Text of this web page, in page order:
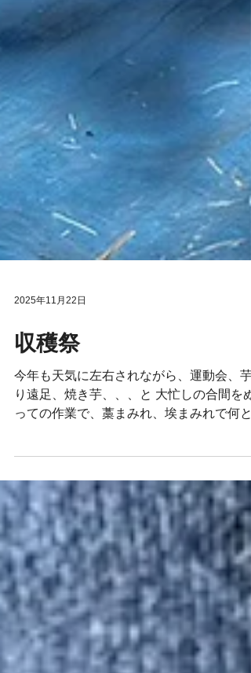
2025年11月22日
収穫祭
今年も天気に左右されながら、運動会、芋
っての作業で、藁まみれ、埃まみれで何と
間に合いました。 足踏み脱穀を体験し、
農薬の藁で、しめ縄や、星のリース、馬な
作りました。 今年も無事に収穫できたこと
を祝い、関わってくださった方々へ感謝し
みんなでいただきました。 ・ウルチ米を２
割だけ精米したもの（無農薬なのでぬかも
心でおいしいです） ・白米に赤米を３割混
ぜたもの ・白米に黒米を少し混ぜたもの
種類のご飯を食べ比べました。 おかずは、